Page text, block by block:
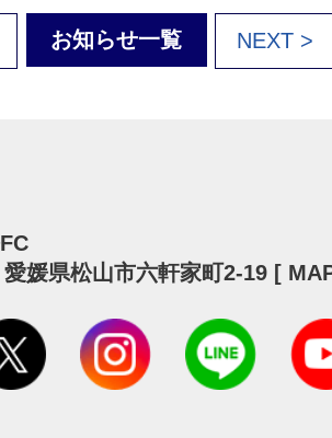
お知らせ一覧 NEXT >
FC
媛県松山市六軒家町2-19 [